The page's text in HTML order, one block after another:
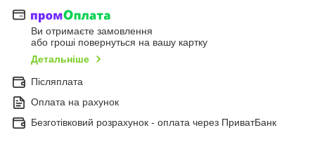
Ви отримаєте замовлення
або гроші повернуться на вашу картку
Детальніше
Післяплата
Оплата на рахунок
Безготівковий розрахунок - оплата через ПриватБанк